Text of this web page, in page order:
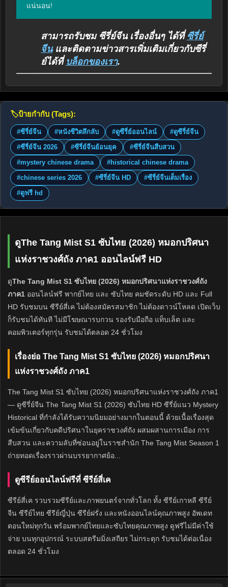
แน่นอน!
สามารถรับชม ซีรี่ย์จีน เรื่องอื่นๆ ได้ที่ ซีรี่ย์
จีนและติดตามข่าวสารเพิ่มเติมเกี่ยวกับซีรี่
ย์ได้ที่ บล็อกของเรา.
🏷️ป้ายกำกับ (Tags):
#ซีรี่ย์จีน #หนังชีวิตลึกลับ #ดูซีรี่ย์ออนไลน์
#ดูซีรี่ย์จีน
#ซีรี่ย์จีน 2026
#ซีรี่ย์จีนย้อนยุค
#ซีรี่ย์จีนสืบสวน
#mystery chinese drama
#historical chinese drama
#chinese series 2026
#ซีรี่ย์จีน HD
#ซีรี่ย์จีนเต็มเรื่อง
#ดูฟรี hd
ดูThe Tang Mist S1 ซับไทย (2026) หมอกปริศนา
แห่งราชวงศ์ถัง ภาค1 ออนไลน์ฟรี HD
ดูThe Tang Mist S1 ซับไทย (2026) หมอกปริศนาแห่งราชวงศ์ถัง
ภาค1 ออนไลน์ฟรี พากย์ไทย และ ซับไทย คมชัดระดับ HD และ Full
HD รับชมบน ซีรีย์สี่เค ไม่ต้องสมัครสมาชิก ไม่ต้องดาวน์โหลด เปิดเว็บ
ก็รับชมได้ทันที ไม่มีโฆษณารบกวน รองรับมือถือ แท็บเล็ต และ
คอมพิวเตอร์ทุกรุ่น รับชมได้ตลอด 24 ชั่วโมง
เรื่องย่อ The Tang Mist S1 ซับไทย (2026) หมอกปริศนา
แห่งราชวงศ์ถัง ภาค1
The Tang Mist S1 ซับไทย (2026) หมอกปริศนาแห่งราชวงศ์ถัง ภาค1
— ดูซีรี่ย์จีน The Tang Mist S1 (2026) ซับไทย HD ซีรี่ย์แนว Mystery
Historical ที่กำลังได้รับความนิยมอย่างมากในตอนนี้ ด้วยเนื้อเรื่องสุด
เข้มข้นเกี่ยวกับคดีปริศนาในยุคราชวงศ์ถัง ผสมผสานการเมือง การ
สืบสวน และความลับที่ซ่อนอยู่ในราชสำนัก The Tang Mist Season 1
ถ่ายทอดเรื่องราวผ่านบรรยากาศย้อ...
ดูซีรีย์ออนไลน์ฟรีที่ ซีรีย์สี่เค
ซีรีย์สี่เค รวบรวมซีรีย์และภาพยนตร์จากทั่วโลก ทั้ง ซีรีย์เกาหลี ซีรีย์
จีน ซีรีย์ไทย ซีรีย์ญี่ปุ่น ซีรีย์ฝรั่ง และหนังออนไลน์คุณภาพสูง อัพเดท
ตอนใหม่ทุกวัน พร้อมพากย์ไทยและซับไทยคุณภาพสูง ดูฟรีไม่มีค่าใช้
จ่าย บนทุกอุปกรณ์ ระบบสตรีมมิ่งเสถียร ไม่กระตุก รับชมได้ต่อเนื่อง
ตลอด 24 ชั่วโมง